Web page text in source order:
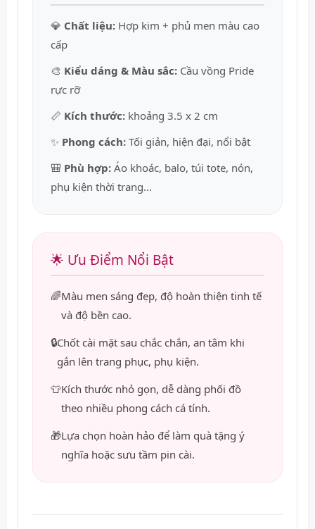
💎 Chất liệu: Hợp kim + phủ men màu cao
cấp
🎨 Kiểu dáng & Màu sắc: Cầu vồng Pride
rực rỡ
📏 Kích thước: khoảng 3.5 x 2 cm
✨ Phong cách: Tối giản, hiện đại, nổi bật
🎒 Phù hợp: Áo khoác, balo, túi tote, nón,
phụ kiện thời trang...
🌟 Ưu Điểm Nổi Bật
🌈Màu men sáng đẹp, độ hoàn thiện tinh tế
và độ bền cao.
🔒Chốt cài mặt sau chắc chắn, an tâm khi
gắn lên trang phục, phụ kiện.
👕Kích thước nhỏ gọn, dễ dàng phối đồ
theo nhiều phong cách cá tính.
🎁Lựa chọn hoàn hảo để làm quà tặng ý
nghĩa hoặc sưu tầm pin cài.